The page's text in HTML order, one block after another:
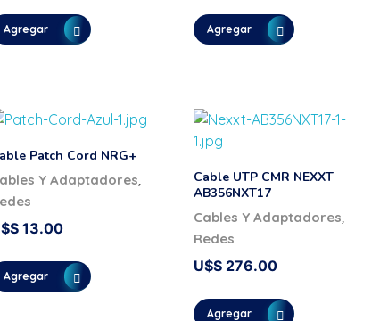
Agregar Agregar
Patch Cord NRG+
13.00
Y Adaptadores,
Agregar
Cable UTP CMR NEXXT
AB356NXT17
U$S 276.00
Cables Y Adaptadores,
Redes
Agregar